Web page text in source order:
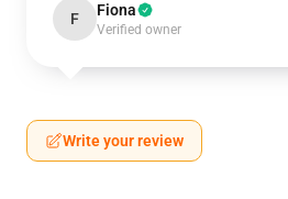
F Fiona
Verified owner
Write your review